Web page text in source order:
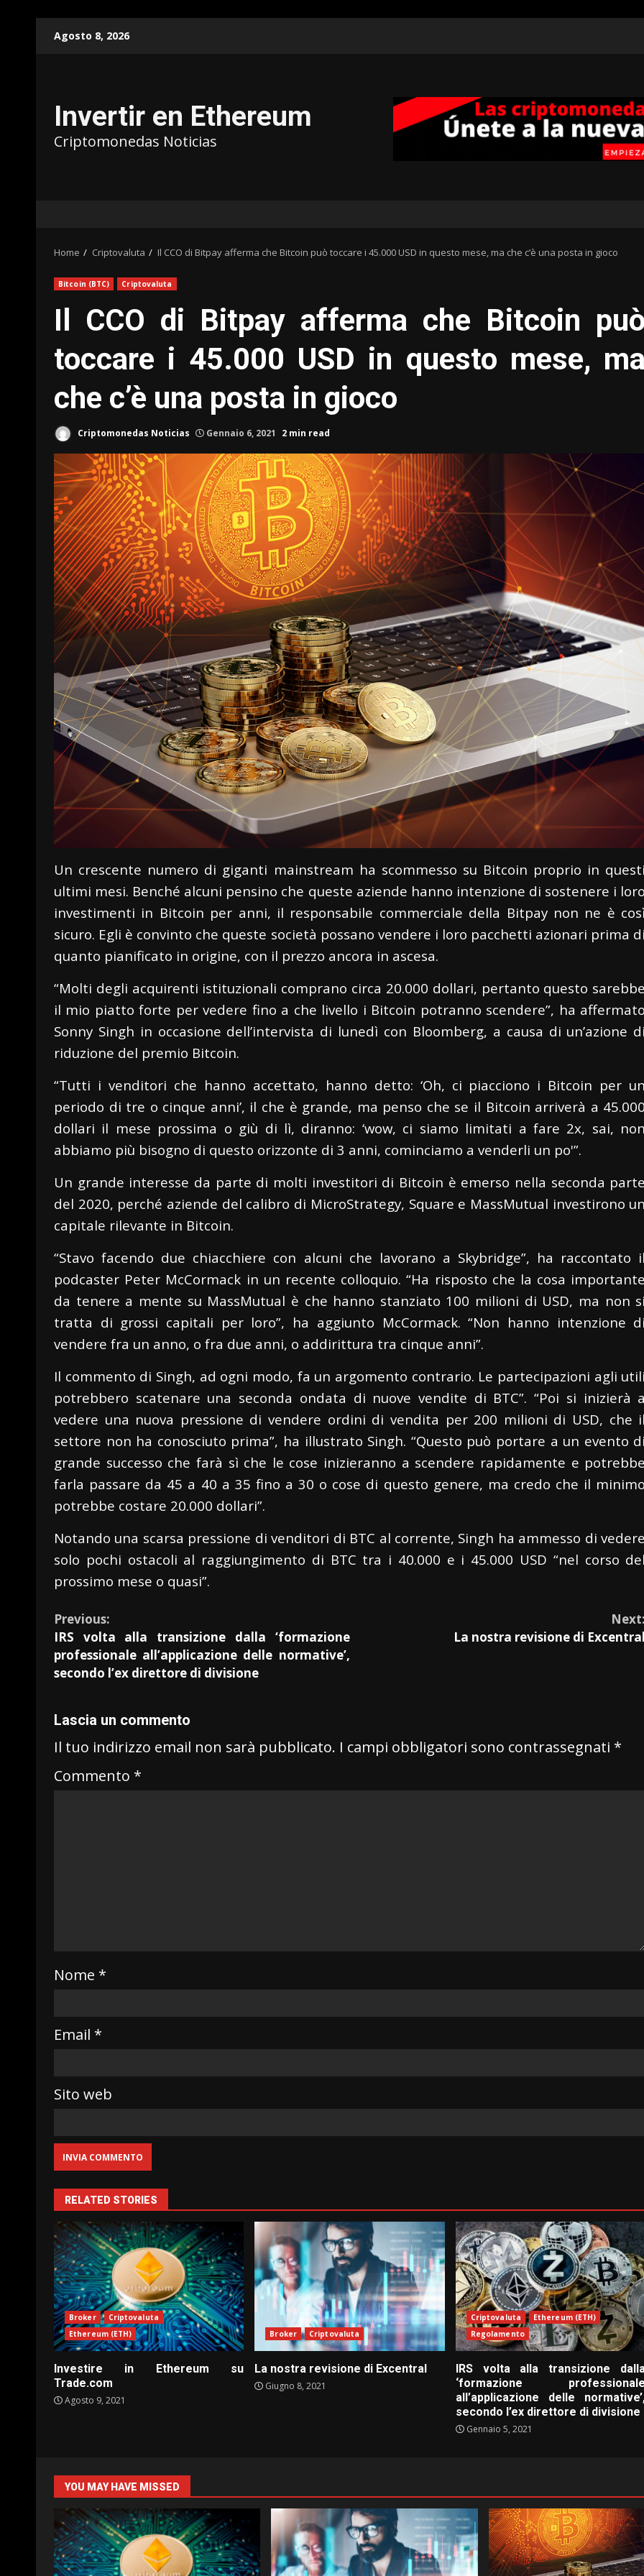
Agosto 8, 2026
Invertir en Ethereum
Criptomonedas Noticias
Home Criptovaluta Il CCO di Bitpay afferma che Bitcoin può toccare i 45.000 USD in questo mese, ma che c’è una posta in gioco
Bitcoin (BTC) Criptovaluta
Il CCO di Bitpay afferma che Bitcoin
toccare i 45.000 USD in questo mese,
che c’è una posta in gioco
Criptomonedas Noticias Gennaio 6, 2021 2 min read
Un crescente numero di giganti mainstream ha scommesso su Bitcoin proprio in
ultimi mesi. Benché alcuni pensino che queste aziende hanno intenzione di sostenere i
investimenti in Bitcoin per anni, il responsabile commerciale della Bitpay non ne è
sicuro. Egli è convinto che queste società possano vendere i loro pacchetti azionari prima
quanto pianificato in origine, con il prezzo ancora in ascesa.
“Molti degli acquirenti istituzionali comprano circa 20.000 dollari, pertanto questo
il mio piatto forte per vedere fino a che livello i Bitcoin potranno scendere”, ha
Sonny Singh in occasione dell’intervista di lunedì con Bloomberg, a causa di un’azione
riduzione del premio Bitcoin.
“Tutti i venditori che hanno accettato, hanno detto: ‘Oh, ci piacciono i Bitcoin per
periodo di tre o cinque anni’, il che è grande, ma penso che se il Bitcoin arriverà a
dollari il mese prossima o giù di lì, diranno: ‘wow, ci siamo limitati a fare 2x, sai,
abbiamo più bisogno di questo orizzonte di 3 anni, cominciamo a venderli un po'”.
Un grande interesse da parte di molti investitori di Bitcoin è emerso nella seconda
del 2020, perché aziende del calibro di MicroStrategy, Square e MassMutual investirono
capitale rilevante in Bitcoin.
“Stavo facendo due chiacchiere con alcuni che lavorano a Skybridge”, ha raccontato
podcaster Peter McCormack in un recente colloquio. “Ha risposto che la cosa
da tenere a mente su MassMutual è che hanno stanziato 100 milioni di USD, ma non
tratta di grossi capitali per loro”, ha aggiunto McCormack. “Non hanno intenzione
vendere fra un anno, o fra due anni, o addirittura tra cinque anni”.
Il commento di Singh, ad ogni modo, fa un argomento contrario. Le partecipazioni agli
potrebbero scatenare una seconda ondata di nuove vendite di BTC”. “Poi si inizierà
vedere una nuova pressione di vendere ordini di vendita per 200 milioni di USD, che
settore non ha conosciuto prima”, ha illustrato Singh. “Questo può portare a un evento
grande successo che farà sì che le cose inizieranno a scendere rapidamente e
farla passare da 45 a 40 a 35 fino a 30 o cose di questo genere, ma credo che il
potrebbe costare 20.000 dollari”.
Notando una scarsa pressione di venditori di BTC al corrente, Singh ha ammesso di
solo pochi ostacoli al raggiungimento di BTC tra i 40.000 e i 45.000 USD “nel corso
prossimo mese o quasi”.
Previous:
IRS volta alla transizione dalla ‘formazione
professionale all’applicazione delle normative’,
secondo l’ex direttore di divisione
La nostra revisione di
Lascia un commento
Il tuo indirizzo email non sarà pubblicato. I campi obbligatori sono contrassegnati *
Commento *
Nome *
Email *
Sito web
RELATED STORIES
Broker
Criptovaluta
Ethereum (ETH)
Investire in Ethereum su
Trade.com
Agosto 9, 2021
Broker Criptovaluta
La nostra revisione di Excentral
Giugno 8, 2021
Criptovaluta
Ethereum (ETH)
Regolamento
IRS volta alla transizione
‘formazione
all’applicazione delle
secondo l’ex direttore di divisione
Gennaio 5, 2021
YOU MAY HAVE MISSED